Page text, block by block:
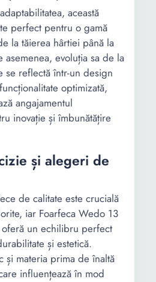
această
perfect pentru o gamă
la tăierea hârtiei până la
asemenea, evoluția sa de la
se reflectă într-un design
optimizată,
angajamentul
inovație și îmbunătățire
și alegeri de
de calitate este crucială
iar Foarfeca Wedo 13
un echilibru perfect
și estetică.
și materia prima de înaltă
influențează în mod